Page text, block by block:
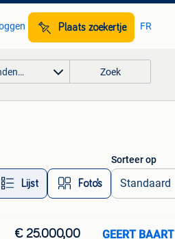
Plaats zoekertje FR
Zoek
Lijst Foto’s
Sorteer op
€ 25.000,00 GEERT BAART